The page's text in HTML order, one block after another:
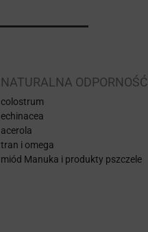
NATURALNA ODPORNOŚĆ
colostrum
echinacea
acerola
tran i omega
miód Manuka i produkty pszczele